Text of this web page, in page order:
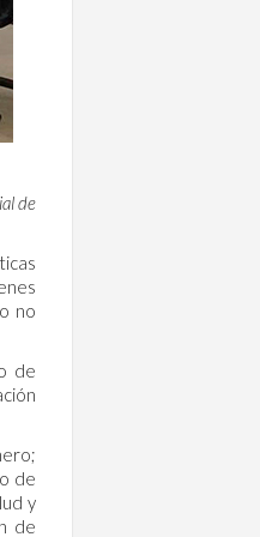
de
no
de
de
y
de